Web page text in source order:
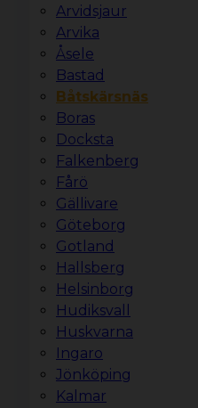
Arvidsjaur
Arvika
Åsele
Bastad
Båtskärsnäs
Boras
Docksta
Falkenberg
Fårö
Gällivare
Göteborg
Gotland
Hallsberg
Helsinborg
Hudiksvall
Huskvarna
Ingaro
Jönköping
Kalmar